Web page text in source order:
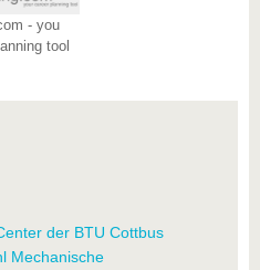
- you
tool
der BTU Cottbus
Mechanische